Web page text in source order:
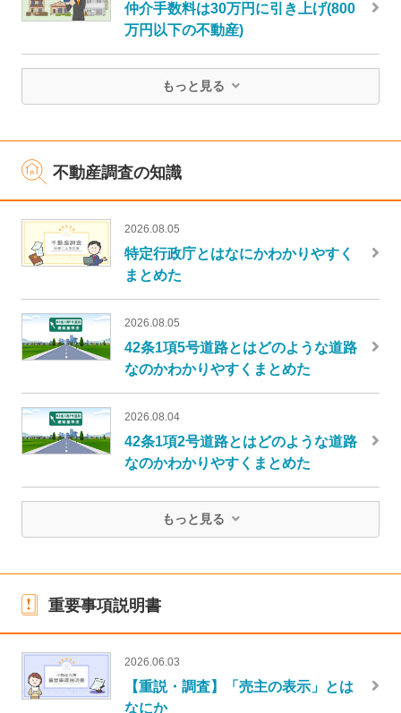
仲介手数料は30万円に引き上げ(800
万円以下の不動産)
もっと見る
不動産調査の知識
2026.08.05
特定行政庁とはなにかわかりやすく
まとめた
2026.08.05
42条1項5号道路とはどのような道路
なのかわかりやすくまとめた
2026.08.04
42条1項2号道路とはどのような道路
なのかわかりやすくまとめた
もっと見る
重要事項説明書
2026.06.03
【重説・調査】「売主の表示」とは
なにか